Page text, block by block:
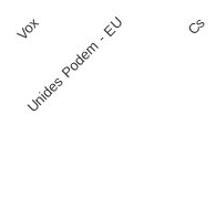
Vox
Unides Podem - EU Cs